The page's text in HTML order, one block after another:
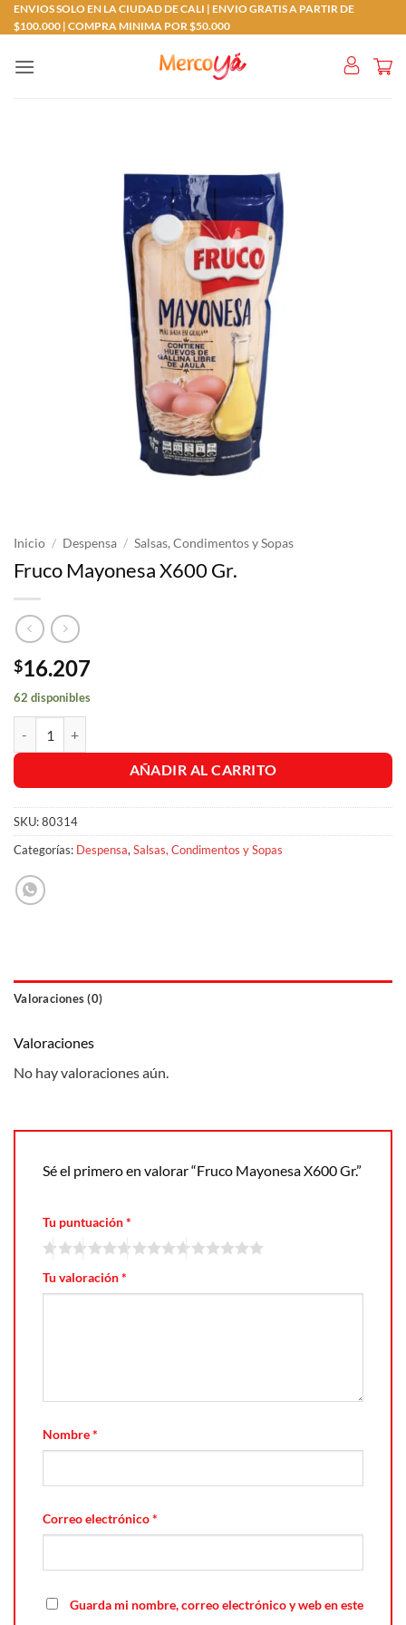
Saltar
al
ENVIOS SOLO EN LA CIUDAD DE CALI | ENVIO GRATIS A PARTIR DE
$100.000 | COMPRA MINIMA POR $50.000
Inicio / Despensa / Salsas, Condimentos y Sopas
Fruco Mayonesa X600 Gr.
$16.207
62 disponibles
AÑADIR AL CARRITO
SKU:80314
Categorías: Despensa, Salsas, Condimentos y Sopas
Valoraciones (0)
Valoraciones
No hay valoraciones aún.
Sé el primero en valorar “Fruco Mayonesa X600 Gr.”
Tu puntuación*
Tu valoración*
Nombre*
Correo electrónico*
Guarda mi nombre, correo electrónico y web en este